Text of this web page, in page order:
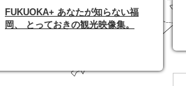
FUKUOKA+ あなたが知らない福
岡、 とっておきの観光映像集。